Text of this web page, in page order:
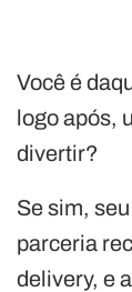
Você é
logo após,
divertir?
Se sim,
parceria
delivery, e